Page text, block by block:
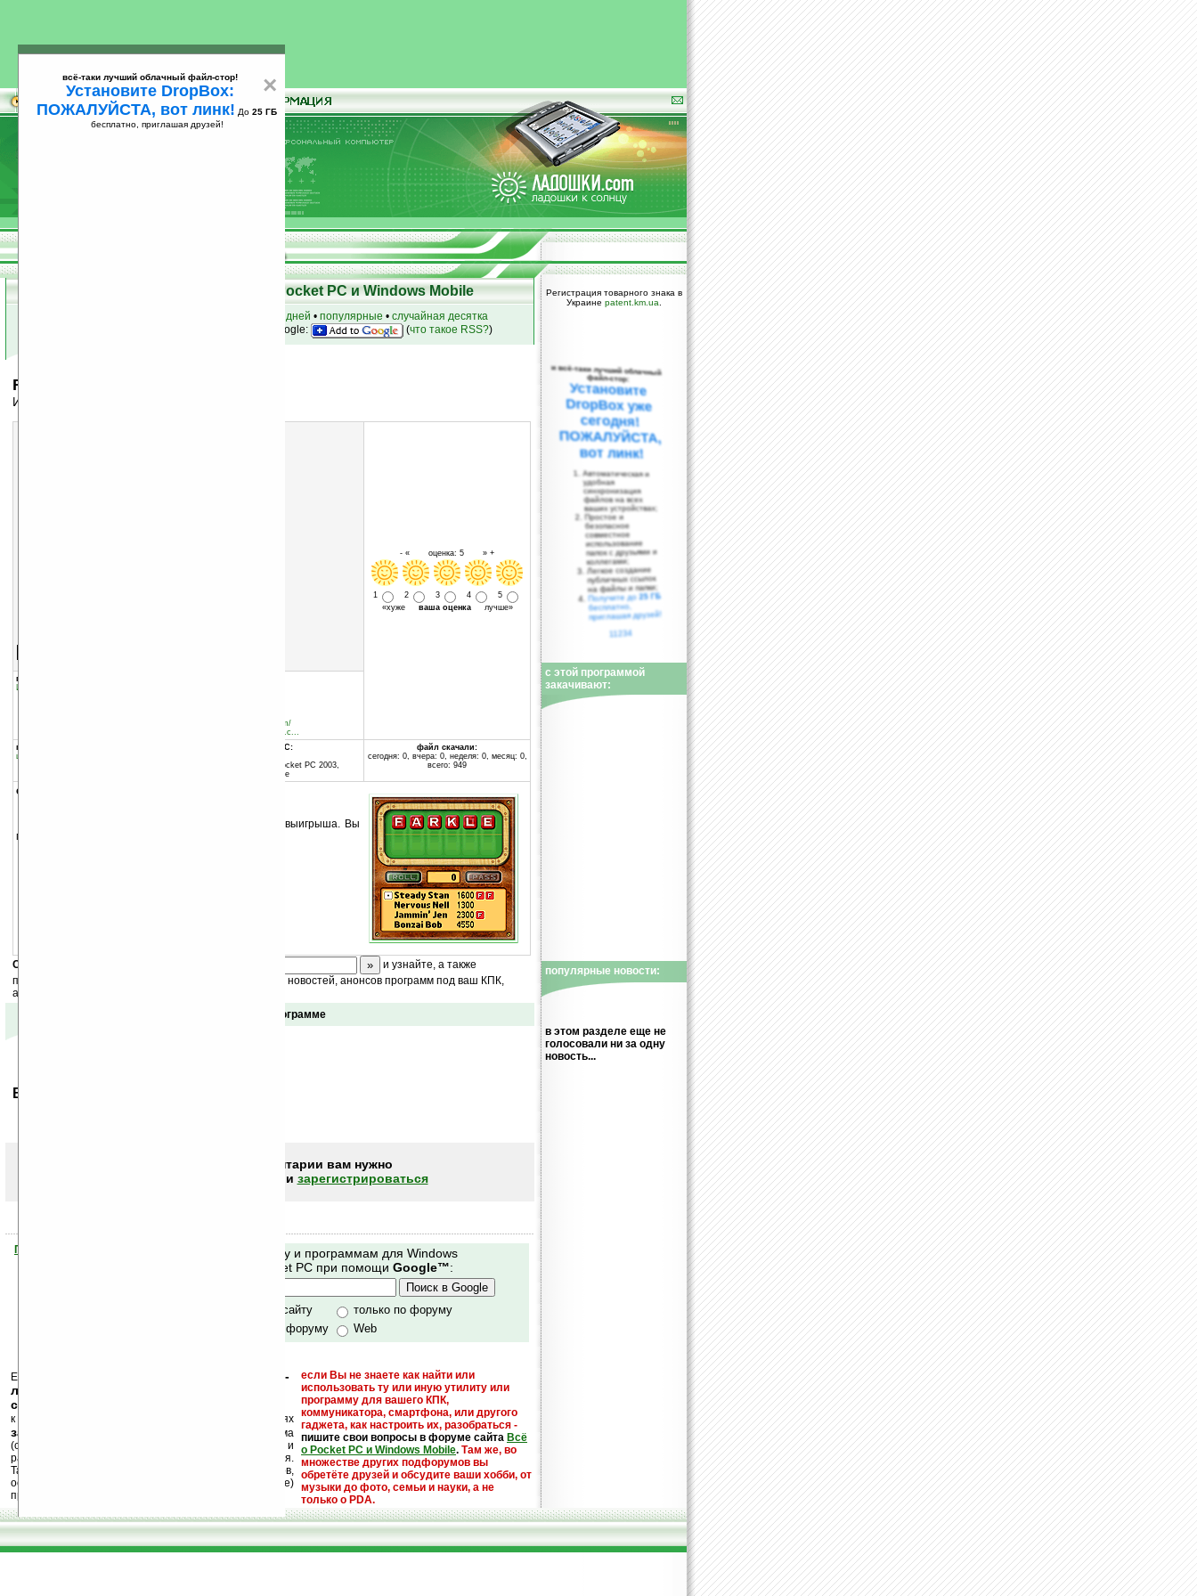
25
Скачать программы для КПК Pocket PC и Windows Mobile
за 7 дней • популярные • случайная десятка
на Google: (что такое RSS?)
Farkle Dice v1.3
Игра в кости
- « оценка: 5 » +
1 2 3 4
5
«хуже ваша оценкалучше»
группы программы:
Игры
www.smartboxdesign.com/
support@smartboxdesign.c...
программа:
шареварная
совместима с Pocket PC:
Windows Mobile 2003 (Pocket PC 2003,
Windows CE 4.20) и выше
файл скачали:
сегодня: 0, вчера: 0, неделя: 0, месяц: 0,
всего: 949
описание:
В этой игре нужно набрать 10000 очков для выигрыша. Вы
можете играть против устройства или ваших друзей.
Скоро
и узнайте, а также
получайте ежедневный или еженедельный дайджест новостей, анонсов программ под ваш КПК,
акций сайта на ваш почтовый ящик.
Отзывы о программе
Ваше мнение будет первым.
Чтобы писать комментарии вам нужно
или зарегистрироваться
Помогите Ладошкам стать лучше
Поиск по сайту и программам для Windows
Mobile и Pocket PC при помощи Google™:
только по сайту
только по форуму
по сайту и форуму
Web
Еще раз обращаем внимание, что
кейгены, кряки -
лекарства, серийные номера, ключи и
ссылки на варезные сайты
если Вы не знаете как найти или
использовать ту или иную утилиту или
программу для вашего КПК,
коммуникатора, смартфона, или другого
гаджета, как настроить их, разобраться -
пишите свои вопросы в форуме сайта Всё
о Pocket PC и Windows Mobile. Там же, во
множестве других подфорумов вы
обретёте друзей и обсудите ваши хобби, от
музыки до фото, семьи и науки, а не
только о PDA.
к публикации на нашем сайте в комментариях
запрещены
, как и несанкционированная реклама
(спам). Мы поддерживаем авторов программ и
развитие легального программного обеспечения.
Также мы призываем Вас поддерживать авторов,
особенно создающих бесплатные (freeware)
программы.
Регистрация товарного знака в
Украине patent.km.ua
×
всё-таки лучший облачный файл-стор!
Установите DropBox:
ПОЖАЛУЙСТА, вот линк! До 25 ГБ
бесплатно, приглашая друзей!
и всё-таки лучший облачный
файл-стор:
Установите
DropBox уже
сегодня!
ПОЖАЛУЙСТА,
вот линк!
Автоматическая и
удобная
синхронизация
файлов на всех
ваших устройствах;
Простое и
безопасное
совместное
использование
папок с друзьями и
коллегами;
Легкое создание
публичных ссылок
на файлы и папки;
Получите до25 ГБ
бесплатно,
приглашая друзей!
11234
с этой программой
закачивают:
популярные новости:
в этом разделе еще не
голосовали ни за одну
новость...